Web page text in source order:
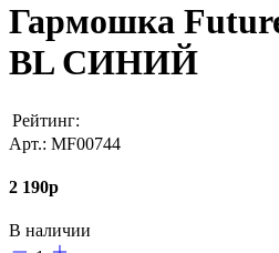
Гармошка
BL СИНИЙ
Рейтинг:
Арт.: MF00744
2 190p
В наличии